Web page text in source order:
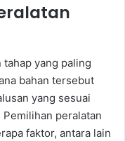
yang paling
bahan tersebut
yang sesuai
peralatan
faktor, antara lain